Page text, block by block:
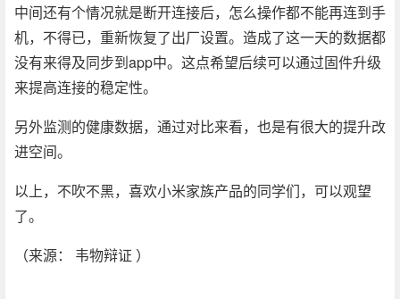
中间还有个情况就是断开连接后，怎么操作都不能再连到手
机，不得已，重新恢复了出厂设置。造成了这一天的数据都
没有来得及同步到app中。这点希望后续可以通过固件升级
来提高连接的稳定性。
另外监测的健康数据，通过对比来看，也是有很大的提升改
进空间。
以上，不吹不黑，喜欢小米家族产品的同学们，可以观望
了。
（来源： 韦物辩证 ）